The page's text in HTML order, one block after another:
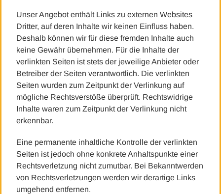
Unser Angebot enthält Links zu externen Websites
Dritter, auf deren Inhalte wir keinen Einfluss haben.
Deshalb können wir für diese fremden Inhalte auch
keine Gewähr übernehmen. Für die Inhalte der
verlinkten Seiten ist stets der jeweilige Anbieter oder
Betreiber der Seiten verantwortlich. Die verlinkten
Seiten wurden zum Zeitpunkt der Verlinkung auf
mögliche Rechtsverstöße überprüft. Rechtswidrige
Inhalte waren zum Zeitpunkt der Verlinkung nicht
erkennbar.
Eine permanente inhaltliche Kontrolle der verlinkten
Seiten ist jedoch ohne konkrete Anhaltspunkte einer
Rechtsverletzung nicht zumutbar. Bei Bekanntwerden
von Rechtsverletzungen werden wir derartige Links
umgehend entfernen.